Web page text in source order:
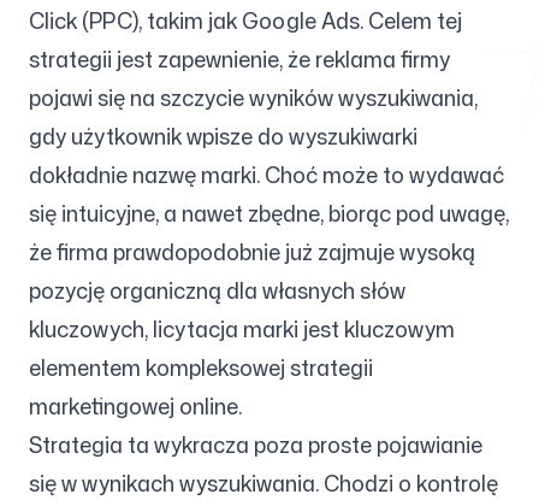
Darmowe narzędzia
FAQ
Kontakt
Click (PPC), takim jak Google Ads. Celem tej
strategii jest zapewnienie, że reklama firmy
pojawi się na szczycie wyników wyszukiwania,
gdy użytkownik wpisze do wyszukiwarki
dokładnie nazwę marki. Choć może to wydawać
się intuicyjne, a nawet zbędne, biorąc pod uwagę,
że firma prawdopodobnie już zajmuje wysoką
pozycję organiczną dla własnych słów
kluczowych, licytacja marki jest kluczowym
elementem kompleksowej strategii
marketingowej online.
Strategia ta wykracza poza proste pojawianie
się w wynikach wyszukiwania. Chodzi o kontrolę